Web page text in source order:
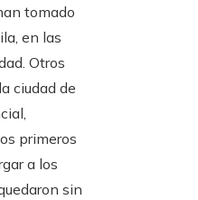
tomado
en las
Otros
ciudad de
primeros
a los
sin